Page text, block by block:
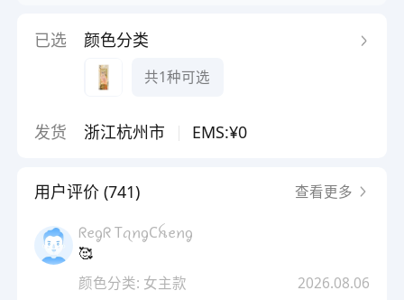
已选 颜色分类
共1种可选
发货 浙江杭州市 EMS:¥0
用户评价 (741) 查看更多
ᖇꫀᧁᖇ TꪖꪀᧁCꫝꫀꪀᧁ
🥰
颜色分类: 女主款
2026.08.06